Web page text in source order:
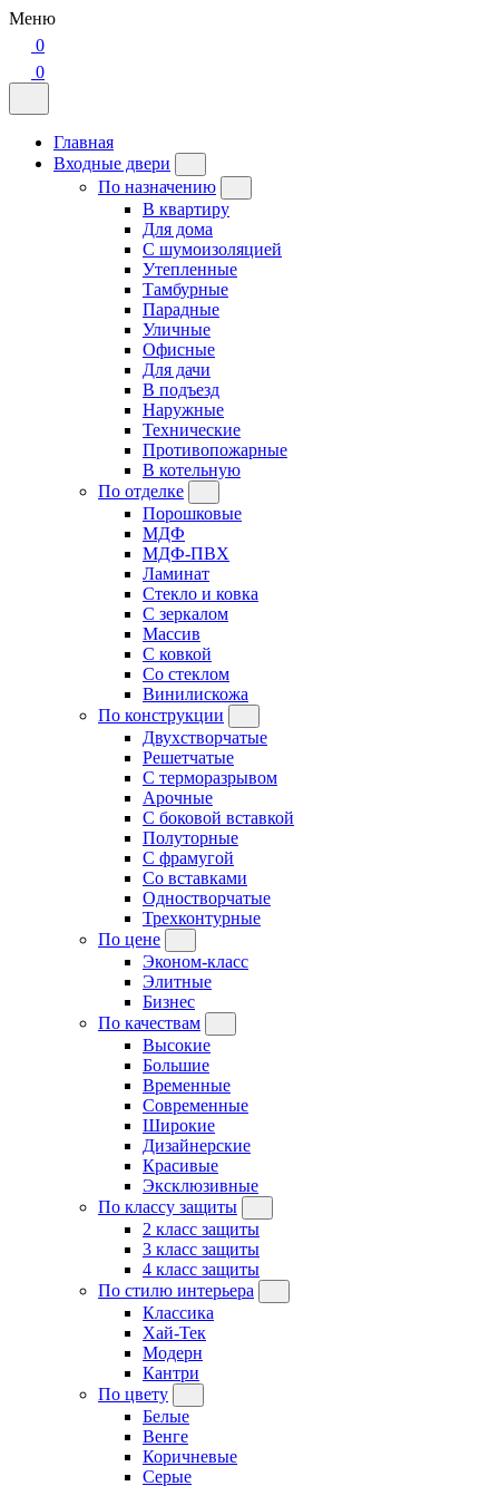
Меню
0
0
Главная
Входные двери
По назначению
В квартиру
Для дома
С шумоизоляцией
Утепленные
Тамбурные
Парадные
Уличные
Офисные
Для дачи
В подъезд
Наружные
Технические
Противопожарные
В котельную
По отделке
Порошковые
МДФ
МДФ-ПВХ
Ламинат
Стекло и ковка
С зеркалом
Массив
С ковкой
Со стеклом
Винилискожа
По конструкции
Двухстворчатые
Решетчатые
С терморазрывом
Арочные
С боковой вставкой
Полуторные
С фрамугой
Cо вставками
Одностворчатые
Трехконтурные
По цене
Эконом-класс
Элитные
Бизнес
По качествам
Высокие
Большие
Временные
Современные
Широкие
Дизайнерские
Красивые
Эксклюзивные
По классу защиты
2 класс защиты
3 класс защиты
4 класс защиты
По стилю интерьера
Классика
Хай-Тек
Модерн
Кантри
По цвету
Белые
Венге
Коричневые
Серые